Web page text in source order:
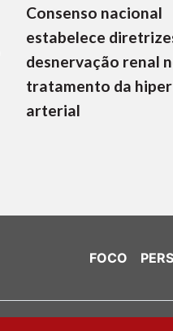
Consenso nacional
estabelece
desnervação renal
tratamento da
arterial
FOCO